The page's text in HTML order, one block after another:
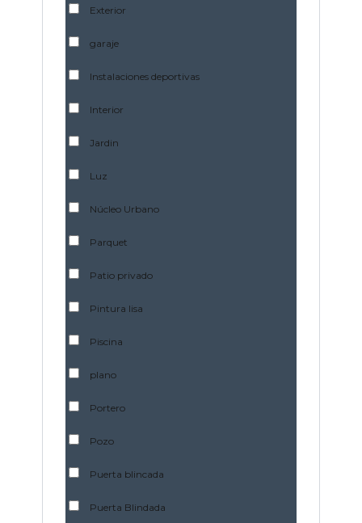
Exterior
garaje
Instalaciones deportivas
Interior
Jardin
Luz
Núcleo Urbano
Parquet
Patio privado
Pintura lisa
Piscina
plano
Portero
Pozo
Puerta blincada
Puerta Blindada